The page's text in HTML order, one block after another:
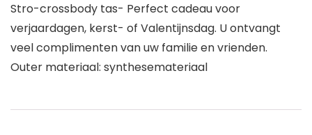
Stro-crossbody tas- Perfect cadeau voor
verjaardagen, kerst- of Valentijnsdag. U ontvangt
veel complimenten van uw familie en vrienden.
Outer materiaal: synthesemateriaal